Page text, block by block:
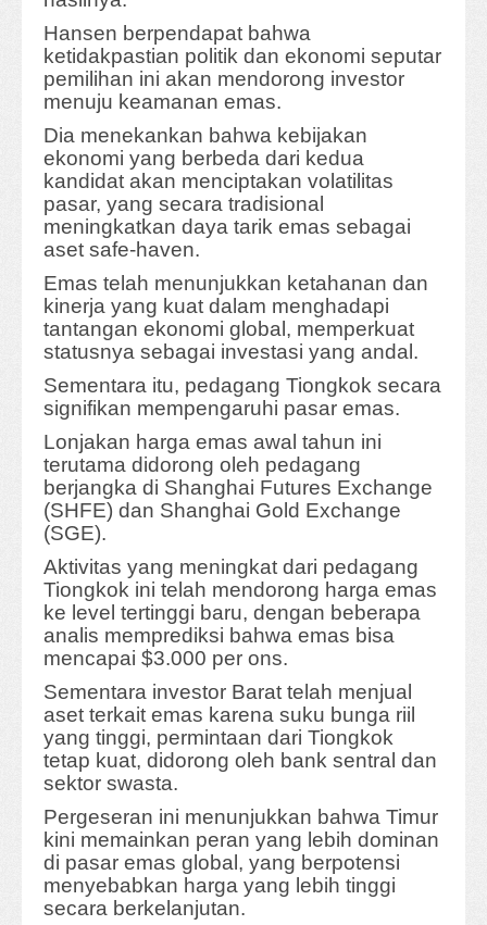
Hansen berpendapat bahwa
ketidakpastian politik dan ekonomi seputar
pemilihan ini akan mendorong investor
menuju keamanan emas.
Dia menekankan bahwa kebijakan
ekonomi yang berbeda dari kedua
kandidat akan menciptakan volatilitas
pasar, yang secara tradisional
meningkatkan daya tarik emas sebagai
aset safe-haven.
Emas telah menunjukkan ketahanan dan
kinerja yang kuat dalam menghadapi
tantangan ekonomi global, memperkuat
statusnya sebagai investasi yang andal.
Sementara itu, pedagang Tiongkok secara
signifikan mempengaruhi pasar emas.
Lonjakan harga emas awal tahun ini
terutama didorong oleh pedagang
berjangka di Shanghai Futures Exchange
(SHFE) dan Shanghai Gold Exchange
(SGE).
Aktivitas yang meningkat dari pedagang
Tiongkok ini telah mendorong harga emas
ke level tertinggi baru, dengan beberapa
analis memprediksi bahwa emas bisa
mencapai $3.000 per ons.
Sementara investor Barat telah menjual
aset terkait emas karena suku bunga riil
yang tinggi, permintaan dari Tiongkok
tetap kuat, didorong oleh bank sentral dan
sektor swasta.
Pergeseran ini menunjukkan bahwa Timur
kini memainkan peran yang lebih dominan
di pasar emas global, yang berpotensi
menyebabkan harga yang lebih tinggi
secara berkelanjutan.